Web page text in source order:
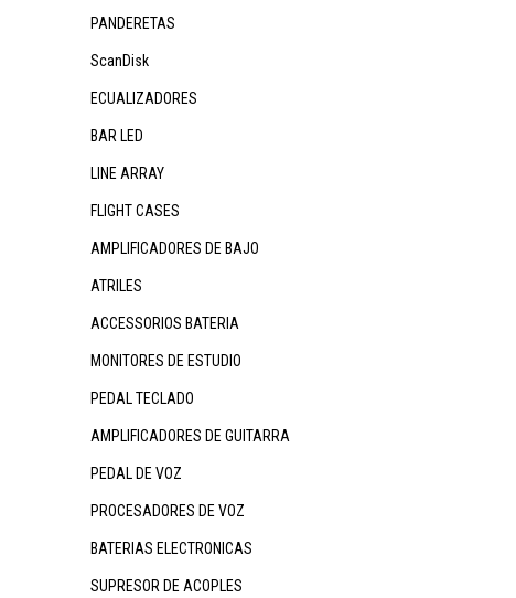
PANDERETAS
ScanDisk
ECUALIZADORES
BAR LED
LINE ARRAY
FLIGHT CASES
AMPLIFICADORES DE BAJO
ATRILES
ACCESSORIOS BATERIA
MONITORES DE ESTUDIO
PEDAL TECLADO
AMPLIFICADORES DE GUITARRA
PEDAL DE VOZ
PROCESADORES DE VOZ
BATERIAS ELECTRONICAS
SUPRESOR DE ACOPLES